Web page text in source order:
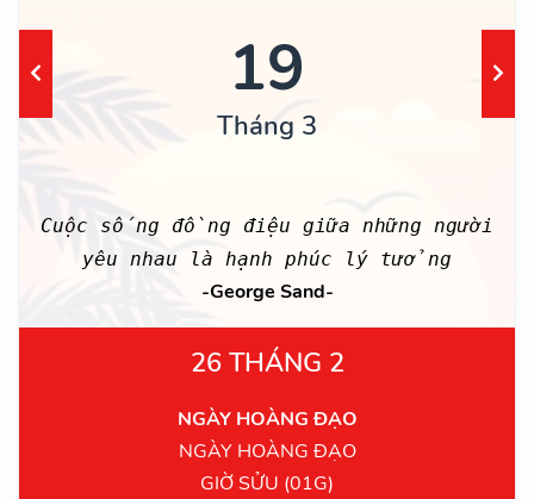
19
Tháng 3
Cuộc sống đồng điệu giữa những người
yêu nhau là hạnh phúc lý tưởng
-George Sand-
26 THÁNG 2
NGÀY HOÀNG ĐẠO
NGÀY HOÀNG ĐẠO
GIỜ SỬU (01G)